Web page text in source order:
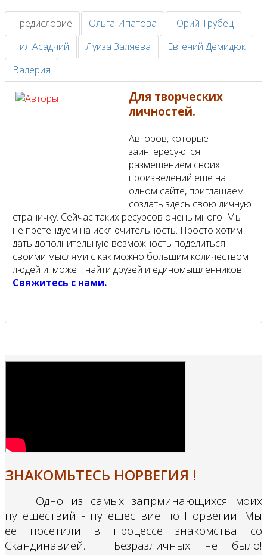
Предисловие Ольга Ипатова
Юрий Трубец
Нил Асадчий
Луиза Заляева
Евгений Демидюк
Валерия
Для творческих
личностей.
Авторов, которые
заинтересуются
размещением своих
произведений еще на
одном сайте, приглашаем
создать здесь свою личную
страничку. Сейчас таких ресурсов очень много. Мы
не претендуем на исключительность. Просто хотим
дать дополнительную возможность поделиться
своими мыслями с как можно большим количеством
людей и, может, найти друзей и единомышленников.
Свяжитесь с нами.
ЗНАКОМЬТЕСЬ НОРВЕГИЯ !
Одно из самых запрминающихся моих
путешествий - путешествие по Норвегии. Мы
ее посетили в процессе знакомства со
Скандинавией. Безразличных не было!